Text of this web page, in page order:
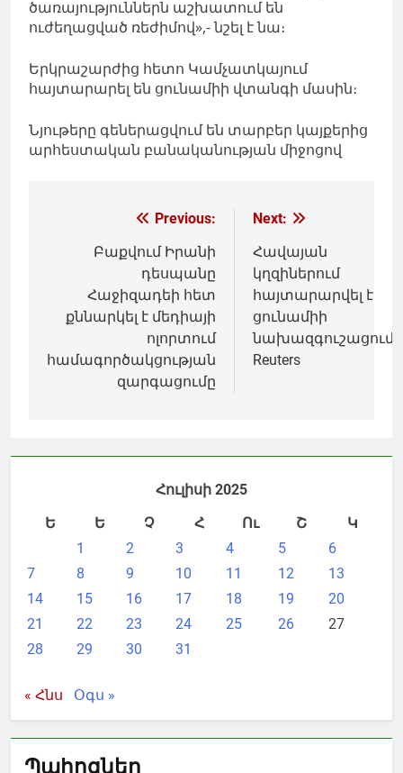
ծառայություններն աշխատում են
ուժեղացված ռեժիմով»,- նշել է նա։
Երկրաշարժից հետո Կամչատկայում
հայտարարել են ցունամիի վտանգի մասին։
Նյութերը գեներացվում են տարբեր կայքերից
արհեստական բանականության միջոցով
Գրառումների
նավարկումը
Previous:
Բաքվում Իրանի
դեսպանը
Հաջիզադեի հետ
քննարկել է մեդիայի
ոլորտում
համագործակցության
զարգացումը
Next:
Հավայան
կղզիներում
հայտարարվել է
ցունամիի
նախազգուշացում.
Reuters
Հուլիսի 2025
Ե
Ե Չ Հ Ու Շ
Կ
1
2 3 4 5
6
7
8 9 10 11 12
13
14
15 16 17 18 19
20
21
22 23 24 25 26
27
28
29 30 31
« Հնս Օգս »
Պահոցներ